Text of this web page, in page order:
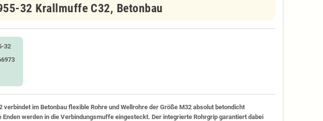
32 Krallmuffe C32, Betonbau
32
verbindet im Betonbau flexible Rohre und Wellrohre der Größe M32 absolut betondicht
Enden werden in die Verbindungsmuffe eingesteckt. Der integrierte Rohrgrip garantiert dabei